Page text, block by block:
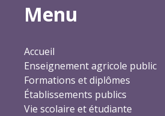
Menu
Accueil
Enseignement agricole public
Formations et diplômes
Établissements publics
Vie scolaire et étudiante